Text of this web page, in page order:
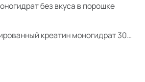
без вкуса в порошке
Микронизированный креатин моногидрат 300 г